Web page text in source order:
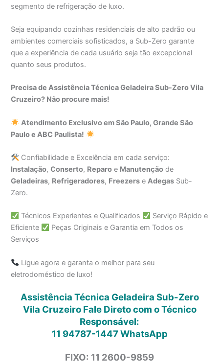
segmento de refrigeração de luxo.
Seja equipando cozinhas residenciais de alto padrão ou
ambientes comerciais sofisticados, a Sub-Zero garante
que a experiência de cada usuário seja tão excepcional
quanto seus produtos.
Precisa de Assistência Técnica Geladeira Sub-Zero Vila
Cruzeiro? Não procure mais!
Atendimento Exclusivo em São Paulo, Grande São
Paulo e ABC Paulista!
Confiabilidade e Excelência em cada serviço:
Instalação,Conserto, Reparo e Manutenção de
Geladeiras, Refrigeradores, Freezers eAdegas Sub-
Zero.
Técnicos Experientes e Qualificados
Serviço Rápido e
Eficiente
Peças Originais e Garantia em Todos os
Serviços
Ligue agora e garanta o melhor para seu
eletrodoméstico de luxo!
Assistência Técnica Geladeira Sub-Zero
Vila Cruzeiro Fale Direto com o Técnico
Responsável:
11 94787-1447WhatsApp
FIXO: 11 2600-9859